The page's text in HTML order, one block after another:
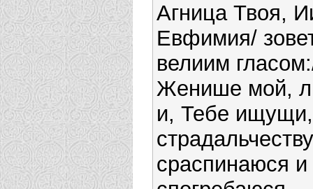
Агница Твоя,
Евфимия/
велиим
Женише мой,
и, Тебе ищущи,
сраспинаюся и